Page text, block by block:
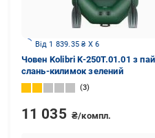
Від 1 839.35 ₴ X 6
Човен Kolibri K-250T.01.01 з
слань-килимок зелений
3
11 035 ₴/компл.